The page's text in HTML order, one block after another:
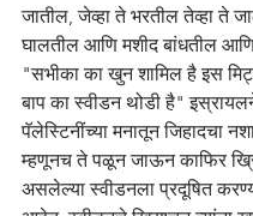
जातील, जेव्हा ते भरतील तेव्हा ते
घालतील आणि मशीद बांधतील
"सभीका का खुन शामिल है इस
बाप का स्वीडन थोडी है"
पॅलेस्टिनींच्या मनातून जिहादचा
म्हणूनच ते पळून जाऊन काफिर
असलेल्या स्वीडनला प्रदूषित